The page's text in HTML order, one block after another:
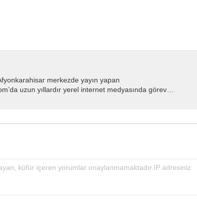
merkezde yayın yapan
uzun yıllardır yerel internet medyasında görev